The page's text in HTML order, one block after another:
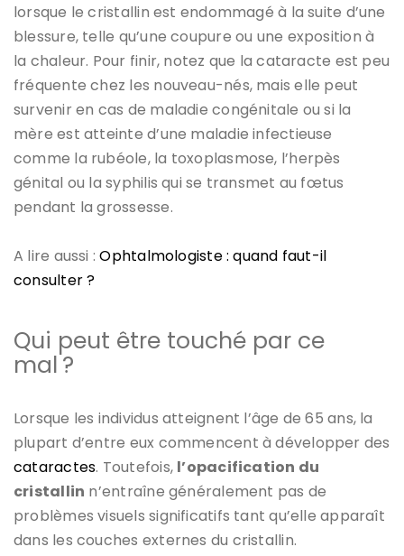
lorsque le cristallin est endommagé à la suite d’une
blessure, telle qu’une coupure ou une exposition à
la chaleur. Pour finir, notez que la cataracte est peu
fréquente chez les nouveau-nés, mais elle peut
survenir en cas de maladie congénitale ou si la
mère est atteinte d’une maladie infectieuse
comme la rubéole, la toxoplasmose, l’herpès
génital ou la syphilis qui se transmet au fœtus
pendant la grossesse.
A lire aussi :Ophtalmologiste : quand faut-il
consulter ?
Qui peut être touché par ce
mal ?
Lorsque les individus atteignent l’âge de 65 ans, la
plupart d’entre eux commencent à développer des
cataractes. Toutefois, l’opacification du
cristallin n’entraîne généralement pas de
problèmes visuels significatifs tant qu’elle apparaît
dans les couches externes du cristallin.